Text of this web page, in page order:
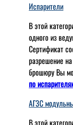
Испарители
В этой
одного из
Сертификат
разрешение
брошюру Вы
по
АГЗС
В этой